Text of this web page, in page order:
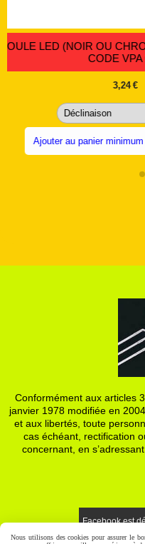
COSSES FASTONS
Ajouter au panier
Conformément aux articles
janvier 1978 modifiée en
et aux libertés, toute
cas échéant, rectification
concernant, en
Facebook est
Nous utilisons des cookies pour assurer le